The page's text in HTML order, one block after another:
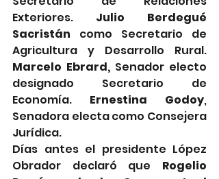
Exteriores. Julio Berdegué
Sacristán como Secretario de
Marcelo Ebrard, Senador electo
designado Secretario de
Economía. Ernestina Godoy,
Senadora electa como Consejera
Jurídica.
Días antes el presidente López
Obrador declaró que Rogelio